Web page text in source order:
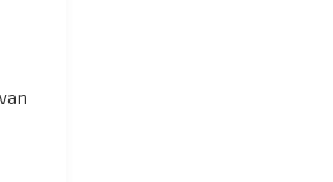
(slecht cholesterol) en
van nuchtere
indicator voor